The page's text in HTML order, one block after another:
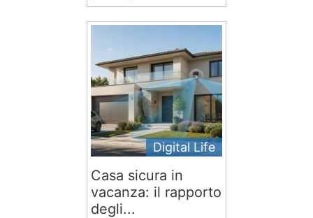
Digital Life
Casa sicura in
vacanza: il rapporto
degli...